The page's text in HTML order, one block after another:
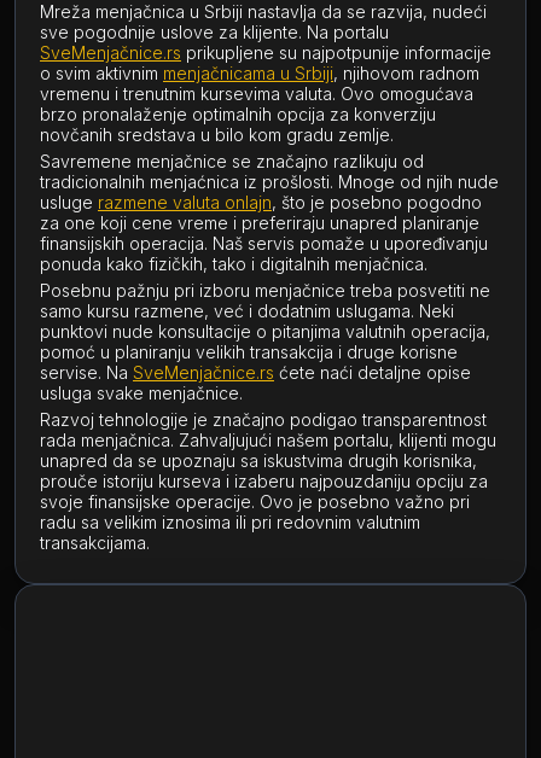
Mreža menjačnica u Srbiji nastavlja da se razvija, nudeći
sve pogodnije uslove za klijente. Na portalu
SveMenjačnice.rs prikupljene su najpotpunije informacije
o svim aktivnim menjačnicama u Srbiji, njihovom radnom
vremenu i trenutnim kursevima valuta. Ovo omogućava
brzo pronalaženje optimalnih opcija za konverziju
novčanih sredstava u bilo kom gradu zemlje.
Savremene menjačnice se značajno razlikuju od
tradicionalnih menjaćnica iz prošlosti. Mnoge od njih nude
usluge razmene valuta onlajn, što je posebno pogodno
za one koji cene vreme i preferiraju unapred planiranje
finansijskih operacija. Naš servis pomaže u upoređivanju
ponuda kako fizičkih, tako i digitalnih menjačnica.
Posebnu pažnju pri izboru menjačnice treba posvetiti ne
samo kursu razmene, već i dodatnim uslugama. Neki
punktovi nude konsultacije o pitanjima valutnih operacija,
pomoć u planiranju velikih transakcija i druge korisne
servise. Na SveMenjačnice.rs ćete naći detaljne opise
usluga svake menjačnice.
Razvoj tehnologije je značajno podigao transparentnost
rada menjačnica. Zahvaljujući našem portalu, klijenti mogu
unapred da se upoznaju sa iskustvima drugih korisnika,
prouče istoriju kurseva i izaberu najpouzdaniju opciju za
svoje finansijske operacije. Ovo je posebno važno pri
radu sa velikim iznosima ili pri redovnim valutnim
transakcijama.